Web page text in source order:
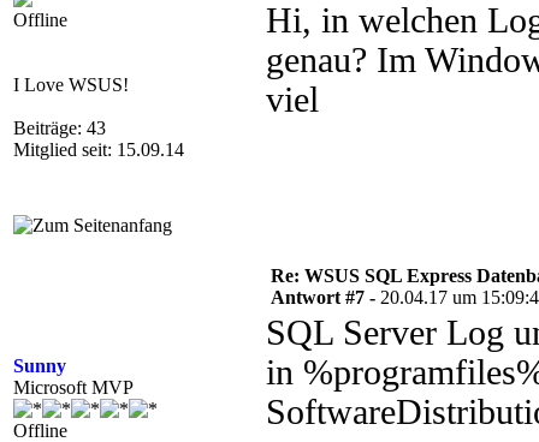
Offline
I Love WSUS!
Beiträge: 43
Mitglied seit: 15.09.14
Hi, in welchen
genau? Im
viel
Sunny
Microsoft MVP
Offline
Re: WSUS SQL Express
Antwort #7 - 20.04.17 um
SQL Server Log
in